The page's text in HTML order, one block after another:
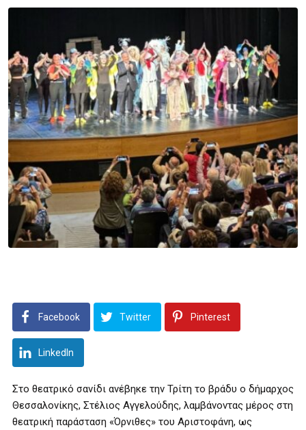
Facebook Twitter Pinterest
LinkedIn
Στο θεατρικό σανίδι ανέβηκε την Τρίτη το βράδυ ο δήμαρχος
Θεσσαλονίκης, Στέλιος Αγγελούδης, λαμβάνοντας μέρος στη
θεατρική παράσταση «Όρνιθες» του Αριστοφάνη, ως